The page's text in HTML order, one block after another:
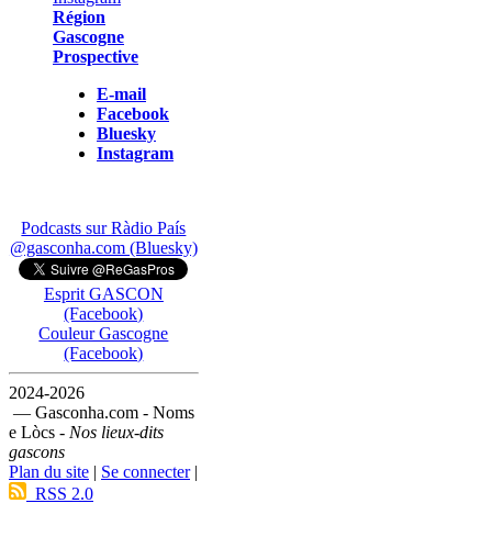
Région
Gascogne
Prospective
E-mail
Facebook
Bluesky
Instagram
Podcasts sur Ràdio País
@gasconha.com (Bluesky)
Esprit GASCON
(Facebook)
Couleur Gascogne
(Facebook)
2024-2026
— Gasconha.com - Noms
e Lòcs - Nos lieux-dits
gascons
Plan du site | Se connecter|
RSS 2.0